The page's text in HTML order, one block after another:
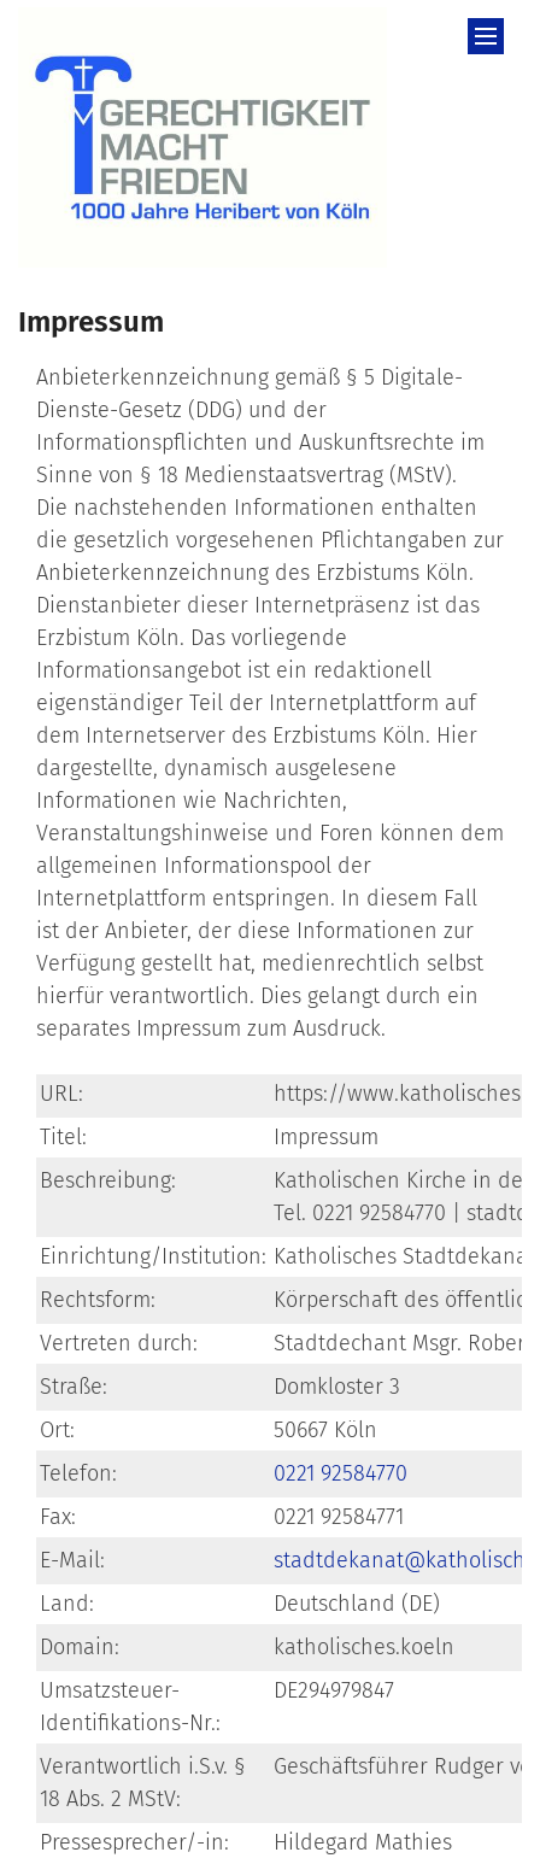
Impressum
Anbieterkennzeichnung gemäß § 5 Digitale-
Dienste-Gesetz (DDG) und der
Informationspflichten und Auskunftsrechte im
Sinne von § 18 Medienstaatsvertrag (MStV).
Die nachstehenden Informationen enthalten
die gesetzlich vorgesehenen Pflichtangaben zur
Anbieterkennzeichnung des Erzbistums Köln.
Dienstanbieter dieser Internetpräsenz ist das
Erzbistum Köln. Das vorliegende
Informationsangebot ist ein redaktionell
eigenständiger Teil der Internetplattform auf
dem Internetserver des Erzbistums Köln. Hier
dargestellte, dynamisch ausgelesene
Informationen wie Nachrichten,
Veranstaltungshinweise und Foren können dem
allgemeinen Informationspool der
Internetplattform entspringen. In diesem Fall
ist der Anbieter, der diese Informationen zur
Verfügung gestellt hat, medienrechtlich selbst
hierfür verantwortlich. Dies gelangt durch ein
separates Impressum zum Ausdruck.
URL:
https://
Titel:
Impressum
Beschreibung:
Katholischen Kirche in der
Tel. 0221 92584770 |
Einrichtung/Institution: Katholisches
Rechtsform:
Körperschaft des
Vertreten durch:
Stadtdechant Msgr. Robert
Straße:
Domkloster 3
Ort:
50667 Köln
Telefon:
0221 92584770
Fax:
0221 92584771
E-Mail:
Land:
Deutschland (DE)
Domain:
katholisches.koeln
Umsatzsteuer-
Identifikations-Nr.:
DE294979847
Verantwortlich i.S.v. §
18 Abs. 2 MStV:
Geschäftsführer Rudger
Pressesprecher/-in: Hildegard Mathies